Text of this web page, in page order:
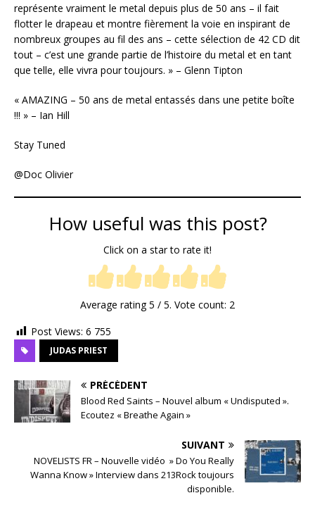
représente vraiment le metal depuis plus de 50 ans – il fait
flotter le drapeau et montre fièrement la voie en inspirant de
nombreux groupes au fil des ans – cette sélection de 42 CD dit
tout – c’est une grande partie de l’histoire du metal et en tant
que telle, elle vivra pour toujours. » – Glenn Tipton
« AMAZING – 50 ans de metal entassés dans une petite boîte
!!! » – Ian Hill
Stay Tuned
@Doc Olivier
How useful was this post?
Click on a star to rate it!
Average rating5 / 5. Vote count: 2
Post Views: 6 755
JUDAS PRIEST
PRÉCÉDENT
Blood Red Saints – Nouvel album « Undisputed ».
Ecoutez « Breathe Again »
SUIVANT
NOVELISTS FR – Nouvelle vidéo » Do You Really
Wanna Know » Interview dans 213Rock toujours
disponible.